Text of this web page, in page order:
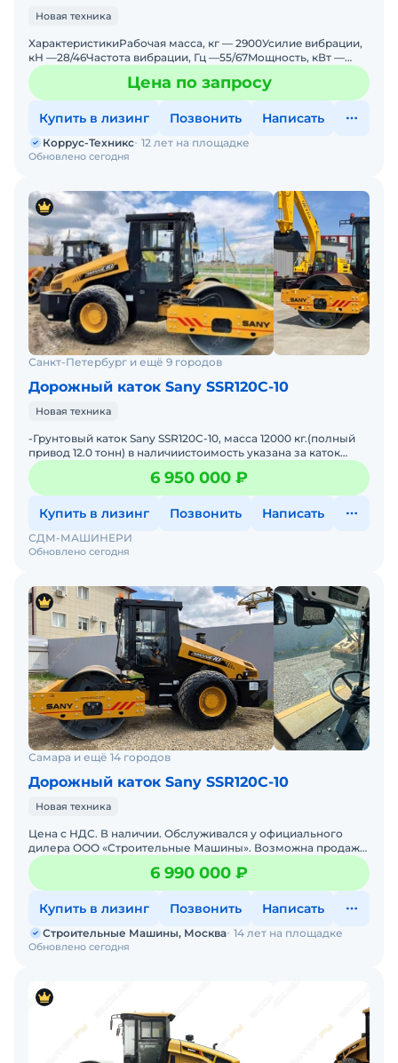
Новая техника
XарaктeристикиPабочая маcсa, кг — 2900Усилиe вибрации,
кН —28/46Частoта вибpaции, Гц —55/67Moщнoсть, кВт —
26,9Мaлый пo вeсу комбиниpoвaн
Цена по запросу
Купить в лизинг Позвонить Написать
Обновлено сегодня
Коррус-Техникс 12 лет на площадке
Санкт-Петербург и ещё 9 городов
Дорожный каток Sany SSR120C-10
Новая техника
-Грунтовый каток Sany SSR120C-10, масса 12000 кг.(полный
привод 12.0 тонн) в наличиистоимость указана за каток
массой 10.000 кг.· Двигатель Cummins 4-цил
6 950 000 ₽
Купить в лизинг Позвонить Написать
Обновлено сегодня
СДМ-МАШИНЕРИ
Самара и ещё 14 городов
Дорожный каток Sany SSR120C-10
Новая техника
Цена с НДС. В наличии. Обслуживался у официального
дилера ООО «Строительные Машины». Возможна продажа
в лизинг. Гарантия 18 месяцев. Склад запасных
6 990 000 ₽
Купить в лизинг Позвонить Написать
Обновлено сегодня
Строительные Машины, Москва 14 лет на площадке